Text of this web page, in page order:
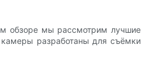
обзоре мы рассмотрим лучшие
разработаны для съёмки